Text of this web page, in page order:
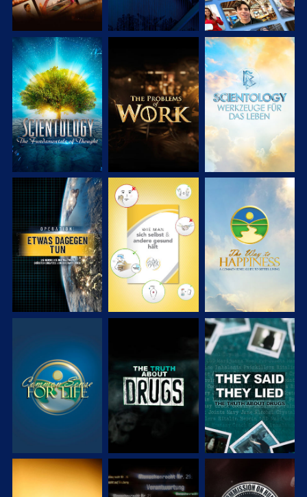
SERIE
ENTDECKEN
SERIE
ENTDECKEN
SERIE
ENTDECKEN
ANSEHEN ANSEHEN ANSEHEN
ANSEHEN ANSEHEN ANSEHEN